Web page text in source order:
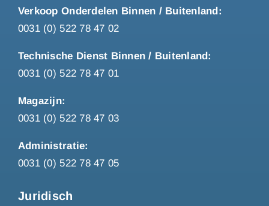
Verkoop Onderdelen Binnen / Buitenland:
0031 (0) 522 78 47 02
Technische Dienst Binnen / Buitenland:
0031 (0) 522 78 47 01
Magazijn:
0031 (0) 522 78 47 03
Administratie:
0031 (0) 522 78 47 05
Juridisch